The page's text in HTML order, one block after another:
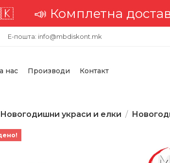
📣 Комплетна достава
Е-пошта: info@mbdiskont.mk
нас Производи Контакт
Новогодишни украси и елки